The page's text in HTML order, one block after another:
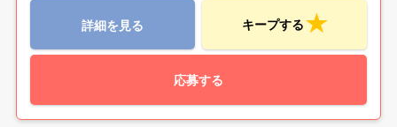
詳細を見る キープする
応募する